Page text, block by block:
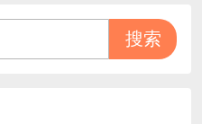
搜索